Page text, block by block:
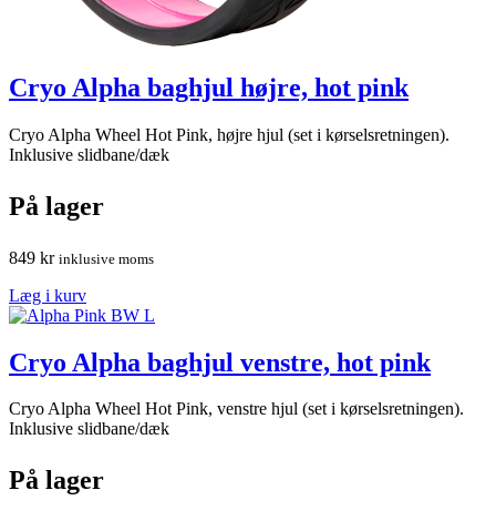
Cryo Alpha baghjul højre, hot pink
Cryo Alpha Wheel Hot Pink, højre hjul (set i kørselsretningen).
Inklusive slidbane/dæk
På lager
849 kr inklusive moms
Læg i kurv
Cryo Alpha baghjul venstre, hot pink
Cryo Alpha Wheel Hot Pink, venstre hjul (set i kørselsretningen).
Inklusive slidbane/dæk
På lager